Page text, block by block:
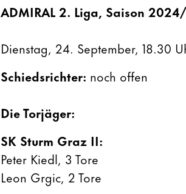
ADMIRAL 2. Liga, Saison
Dienstag, 24. September, 18.30
Schiedsrichter: noch offen
Die Torjäger:
SK Sturm Graz II:
Peter Kiedl, 3 Tore
Leon Grgic, 2 Tore